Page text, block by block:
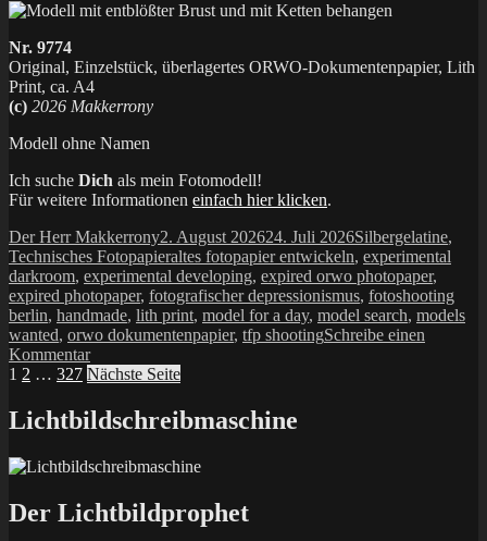
Nr. 9774
Original, Einzelstück, überlagertes ORWO-Dokumentenpapier, Lith
Print, ca. A4
(c) 2026 Makkerrony
Modell ohne Namen
Ich suche Dich als mein Fotomodell!
Für weitere Informationen einfach hier klicken.
Autor
Der Herr MakkerronyVeröffentlicht
am
2. August 202624. Juli 2026Kategorien
Silbergelatine,
Technisches FotopapierSchlagwörter
altes fotopapier entwickeln, experimental
darkroom, experimental developing, expired orwo photopaper,
expired photopaper, fotografischer depressionismus, fotoshooting
berlin, handmade, lith print, model for a day, model search, models
wanted, orwo dokumentenpapier, tfp shootingSchreibe einen
Kommentarzu
214_2026
Seitennummerierung
der
Beiträge
Seite
1 Seite
2 … Seite
327 Nächste Seite
Lichtbildschreibmaschine
Der Lichtbildprophet